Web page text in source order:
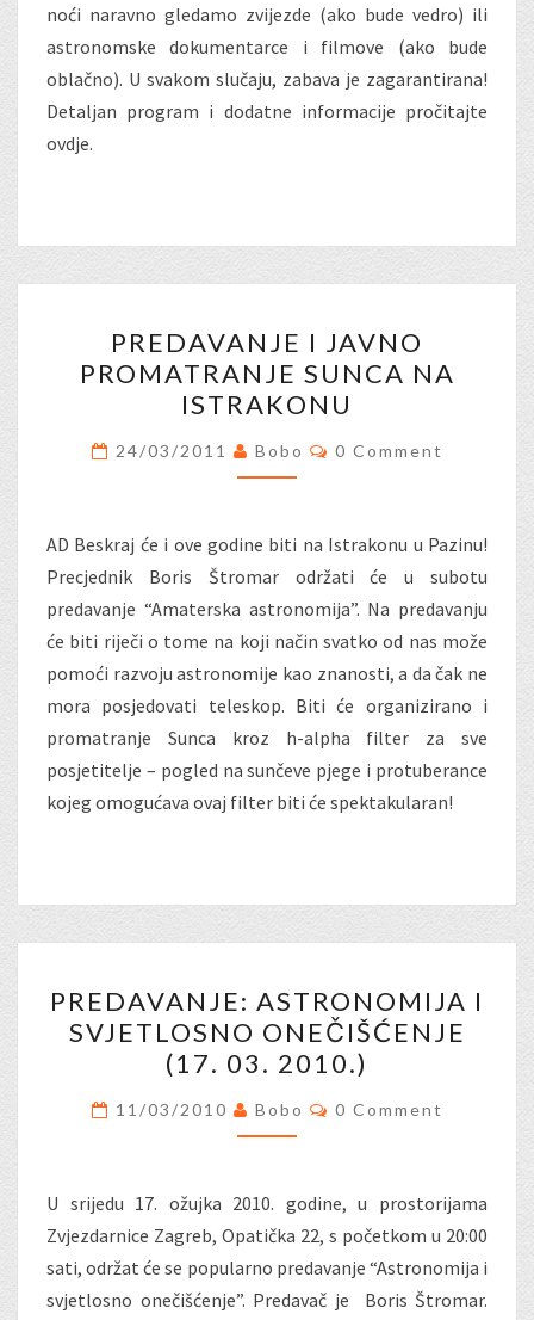
noći naravno gledamo zvijezde (ako bude vedro) ili
astronomske dokumentarce i filmove (ako bude
oblačno). U svakom slučaju, zabava je zagarantirana!
Detaljan program i dodatne informacije pročitajte
ovdje.
I
JAVNO
PROMATRANJE
SUNCA
NA
PREDAVANJE I JAVNO
PROMATRANJE SUNCA NA
ISTRAKONU
24/03/2011 Bobo Comments
0 Comment
AD Beskraj će i ove godine biti na Istrakonu u Pazinu!
Precjednik Boris Štromar održati će u subotu
predavanje “Amaterska astronomija”. Na predavanju
će biti riječi o tome na koji način svatko od nas može
pomoći razvoju astronomije kao znanosti, a da čak ne
mora posjedovati teleskop. Biti će organizirano i
promatranje Sunca kroz h-alpha filter za sve
posjetitelje – pogled na sunčeve pjege i protuberance
kojeg omogućava ovaj filter biti će spektakularan!
ASTRONOMIJA
I
SVJETLOSNO
ONEČIŠĆENJE
(17.
2010.)
PREDAVANJE: ASTRONOMIJA I
SVJETLOSNO ONEČIŠĆENJE
(17. 03. 2010.)
11/03/2010 Bobo Comments
0 Comment
U srijedu 17. ožujka 2010. godine, u prostorijama
Zvjezdarnice Zagreb, Opatička 22, s početkom u 20:00
sati, održat će se popularno predavanje “Astronomija i
svjetlosno onečišćenje”. Predavač je Boris Štromar.